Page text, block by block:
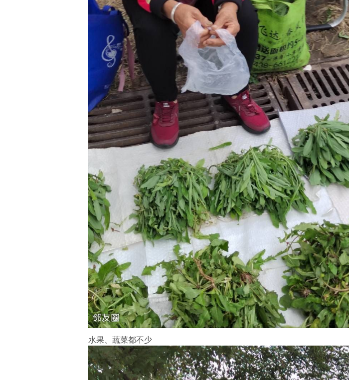
水果、蔬菜都不少